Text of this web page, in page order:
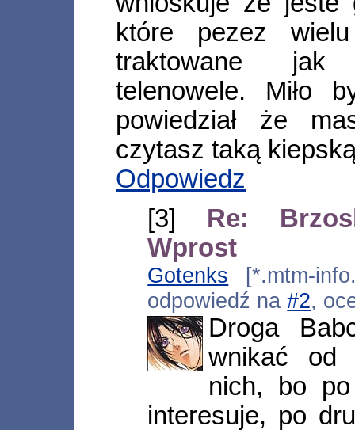
które pezez
traktowane jak
telenowele. Miło
powiedział że
czytasz taką
Odpowiedz
[3] Re:
Wprost
Gotenks [*.mtm-
odpowiedź na#2,
Droga
wnikać od
nich, bo
interesuje, po